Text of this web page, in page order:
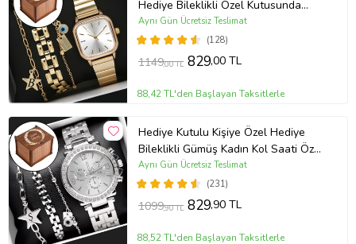
Hediye Bileklikli Özel Kutusunda
(Gold)
(128)
Aynı Gün Ücretsiz Teslimat
1149,00 TL 829,00 TL
88,42 TL'den Başlayan Taksitlerle
Hediye Kutulu Kişiye Özel Hediye
Bileklikli Gümüş Kadın Kol Saati Özel
Kutusunda (Gümüş)
(231)
Aynı Gün Ücretsiz Teslimat
1099,90 TL 829,90 TL
88,52 TL'den Başlayan Taksitlerle